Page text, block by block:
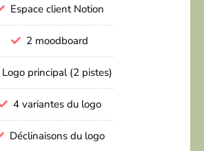
Espace client Notion
2 moodboard
Logo principal (2 pistes)
4 variantes du logo
Déclinaisons du logo